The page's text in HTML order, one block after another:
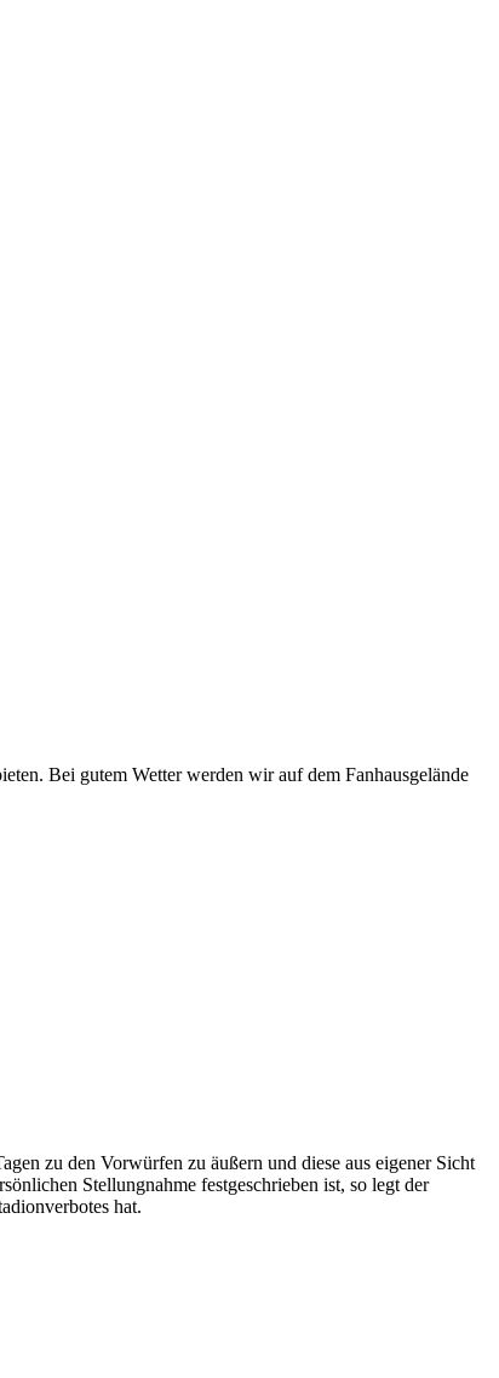
Bei gutem Wetter werden wir auf dem Fanhausgelände
zu den Vorwürfen zu äußern und diese aus eigener Sicht
Stellungnahme festgeschrieben ist, so legt der
hat.